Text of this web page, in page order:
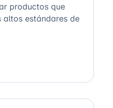
productos que
altos estándares de